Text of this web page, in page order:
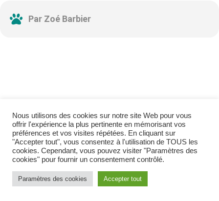
Par Zoé Barbier
Abonnez-vous à notre
newsletter
Nous envoyons des e-mails une fois par mois, nous
n’envoyons jamais de spam !
Nous utilisons des cookies sur notre site Web pour vous
offrir l'expérience la plus pertinente en mémorisant vos
préférences et vos visites répétées. En cliquant sur
"Accepter tout", vous consentez à l'utilisation de TOUS les
cookies. Cependant, vous pouvez visiter "Paramètres des
cookies" pour fournir un consentement contrôlé.
Paramètres des cookies Accepter tout